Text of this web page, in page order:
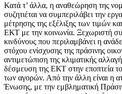
Κατά τ’ άλλα, η αναθεώρηση της
συζητιέται να συμπεριλάβει την
μέτρησης της εξέλιξης των τιμών
ΕΚΤ με την κοινωνία. Ξεχωριστή
κινδύνους που περιλαμβάνει η
στόχου ενίσχυσης της πράσινης
αντιμετώπιση της κλιματικής
δέσμευση της ΕΚΤ στην εποπτεία
των αγορών. Από την άλλη είναι η
Ένωσης, με την εμβληματική